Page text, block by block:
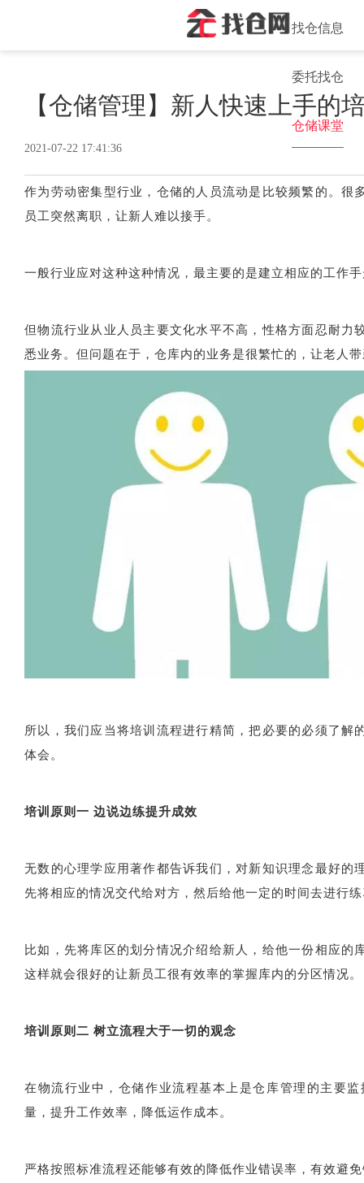
找仓信息
委托找仓
仓储课堂
【仓储管理】新人快速上手的
2021-07-22 17:41:36
作为劳动密集型行业，仓储的人员流动是比较频繁的。
员工突然离职，让新人难以接手。
一般行业应对这种这种情况，最主要的是建立相应的工作
但物流行业从业人员主要文化水平不高，性格方面忍耐
悉业务。但问题在于，仓库内的业务是很繁忙的，让老人
所以，我们应当将培训流程进行精简，把必要的必须了
体会。
培训原则一 边说边练提升成效
无数的心理学应用著作都告诉我们，对新知识理念最好
先将相应的情况交代给对方，然后给他一定的时间去进行
比如，先将库区的划分情况介绍给新人，给他一份相应
这样就会很好的让新员工很有效率的掌握库内的分区情况。
培训原则二 树立流程大于一切的观念
在物流行业中，仓储作业流程基本上是仓库管理的主要
量，提升工作效率，降低运作成本。
严格按照标准流程还能够有效的降低作业错误率，有效避